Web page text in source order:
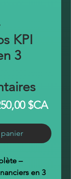
KPI
3
$CAPrix
–
en 3